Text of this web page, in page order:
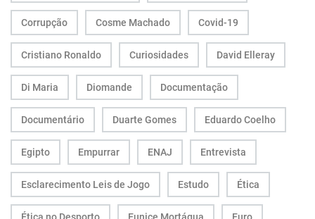
Corrupção Cosme Machado Covid-19
Cristiano Ronaldo Curiosidades David Elleray
Di Maria Diomande Documentação
Documentário Duarte Gomes Eduardo Coelho
Egipto Empurrar ENAJ Entrevista
Esclarecimento Leis de Jogo Estudo Ética